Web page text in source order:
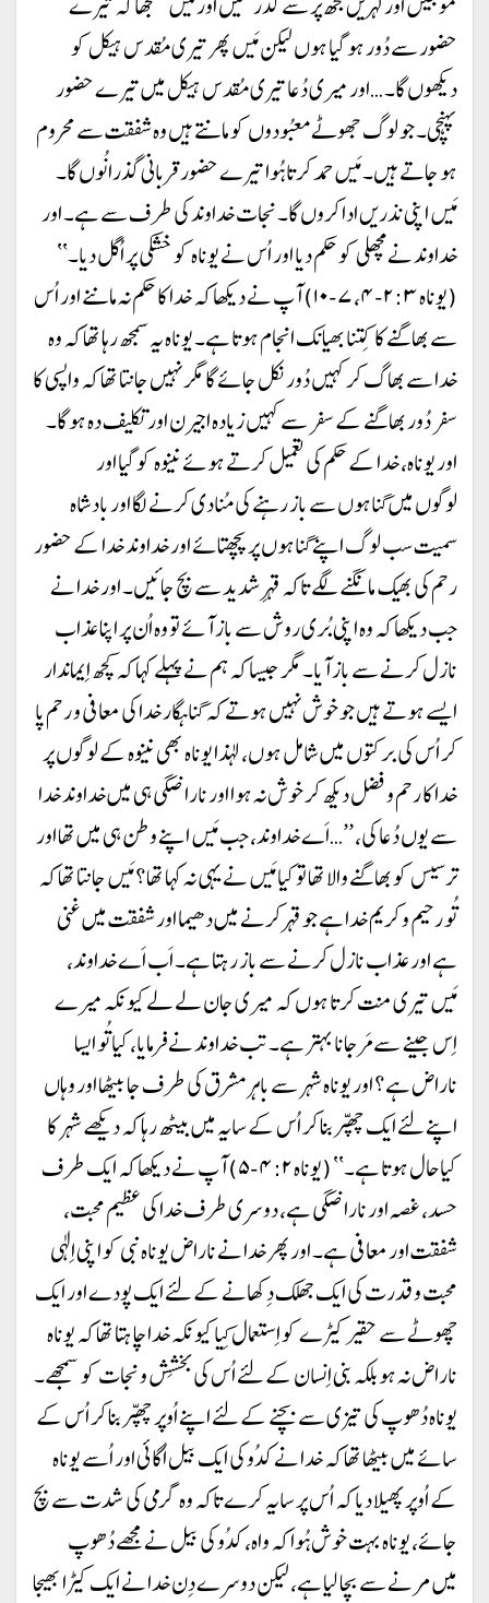
حضور سے دُور ہو گیا ہوں لیکن مَیں پھر تیری مُقدس ہیکل کو
دیکھوں گا۔ …اور میری دُعا تیری مُقدس ہیکل میں تیرے حضور
پہنچی۔ جو لوگ جھوٹے معبُودوں کو مانتے ہیں وہ شفقت سے محروم
ہو جاتے ہیں۔ مَیں حمد کرتا ہُوا تیرے حضور قربانی گذرانُوں گا۔
مَیں اپنی نذریں ادا کروں گا۔ نجات خداوند کی طرف سے ہے۔ اور
خداوند نے مچھلی کو حکم دیا اور اُس نے یوناہ کو خشکی پر اُگل دیا۔‘‘
(یوناہ ۲:۳-۴، ۷-۱۰) آپ نے دیکھا کہ خدا کا حکم نہ ماننے اور اُس
سے بھاگنے کا کِتنا بھیانک انجام ہوتا ہے۔ یوناہ یہ سمجھ رہا تھا کہ وہ
خدا سے بھاگ کر کہیں دُور نکل جائے گا مگر نہیں جانتا تھا کہ واپسی کا
سفر دُور بھاگنے کے سفر سے کہیں زیادہ اجیرن اور تکلیف دہ ہو گا۔
اور یوناہ، خدا کے حکم کی تعمیل کرتے ہوئے نینوہ کو گیا اور
لوگوں میں گناہوں سے باز رہنے کی مُنادی کرنے لگا اور بادشاہ
سمیت سب لوگ اپنے گناہوں پر پچھتائے اور خداوند خدا کے حضور
رحم کی بھیک مانگنے لگے تاکہ قہرِ شدید سے بچ جائیں۔ اور خدا نے
جب دیکھا کہ وہ اپنی بُری روش سے باز آئے تو وہ اُن پر اپنا عذاب
نازل کرنے سے باز آیا۔ مگر جیسا کہ ہم نے پہلے کہا کہ کچھ اِیماندار
ایسے ہوتے ہیں جو خوش نہیں ہوتے کہ گناہگار خدا کی معافی و رحم پا
کر اُس کی برکتوں میں شامل ہوں، لہذا یوناہ بھی نینوہ کے لوگوں پر
خدا کا رحم و فضل دیکھ کر خوش نہ ہوا اور ناراضگی ہی میں خداوند خدا
سے یوں دُعا کی، ’’…اَے خداوند، جب مَیں اپنے وطن ہی میں تھا اور
ترسیس کو بھاگنے والا تھا تو کیا مَیں نے یہی نہ کہا تھا؟ مَیں جانتا تھا کہ
تُو رحیم و کریم خدا ہے جو قہر کرنے میں دھیما اور شفقت میں غنی
ہے اور عذاب نازل کرنے سے باز رہتا ہے۔ اَب اَے خداوند،
مَیں تیری منت کرتا ہوں کہ میری جان لے لے کیونکہ میرے
اِس جینے سے مَر جانا بہتر ہے۔ تب خداوند نے فرمایا، کیا تُو ایسا
ناراض ہے؟ اور یوناہ شہر سے باہر مشرق کی طرف جا بیٹھا اور وہاں
اپنے لئے ایک چھپر بنا کر اُس کے سایہ میں بیٹھ رہا کہ دیکھے شہر کا
کیا حال ہوتا ہے۔‘‘ (یوناہ ۴:۲-۵) آپ نے دیکھا کہ ایک طرف
حسد، غصہ اور ناراضگی ہے، دوسری طرف خدا کی عظیم محبت،
شفقت اور معافی ہے۔ اور پھر خدا نے ناراض یوناہ نبی کو اپنی اِلٰہی
محبت و قدرت کی ایک جھلک دِکھانے کے لئے ایک پودے اور ایک
چھوٹے سے حقیر کیڑے کو اِستعمال کِیا کیونکہ خدا چاہتا تھا کہ یوناہ
ناراض نہ ہو بلکہ بنی اِنسان کے لئے اُس کی بخشِش و نجات کو سمجھے۔
یوناہ دُھوپ کی تیزی سے بچنے کے لئے اپنے اُوپر چھپر بنا کر اُس کے
سائے میں بیٹھا تھا کہ خدا نے کدُو کی ایک بیل اُگائی اور اُسے یوناہ
کے اُوپر پھیلا دیا کہ اُس پر سایہ کرے تاکہ وہ گرمی کی شدت سے بچ
جائے، یوناہ بہت خوش ہُوا کہ واہ، کدُو کی بیل نے مجھے دُھوپ
میں مرنے سے بچا لیا ہے، لیکن دوسرے دِن خدا نے ایک کیڑا بھیجا